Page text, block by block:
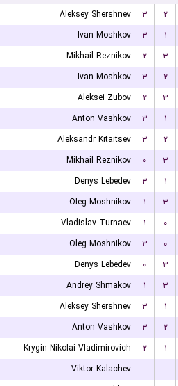
Aleksey Shershnev ۳ ۲
Ivan Moshkov
۳ ۱
Mikhail Reznikov
۲ ۳
Ivan Moshkov
۳ ۲
Aleksei Zubov
۲ ۳
Anton Vashkov
۳ ۱
Aleksandr Kitaitsev
۳ ۲
Mikhail Reznikov
۰ ۳
Denys Lebedev
۳ ۱
Oleg Moshnikov
۱ ۳
Vladislav Turnaev
۱ ۰
Oleg Moshnikov
۳ ۰
Denys Lebedev
۰ ۳
Andrey Shmakov
۱ ۳
Aleksey Shershnev
۳ ۱
Anton Vashkov
۳ ۲
Krygin Nikolai Vladimirovich
۲ ۱
Viktor Kalachev
- -